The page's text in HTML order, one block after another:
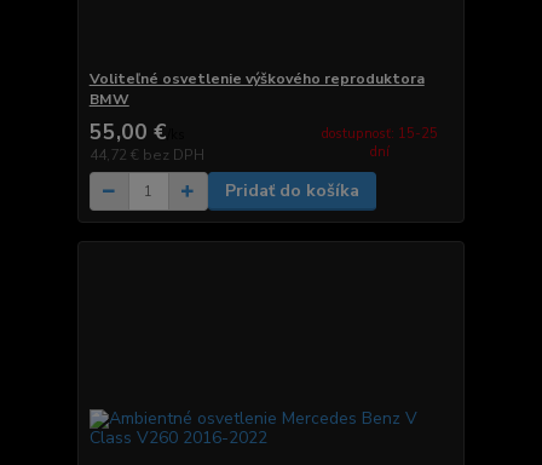
Voliteľné osvetlenie výškového reproduktora
BMW
55,00 €
44,72 € bez DPH
dostupnosť: 15-25
dní
Pridať do košíka